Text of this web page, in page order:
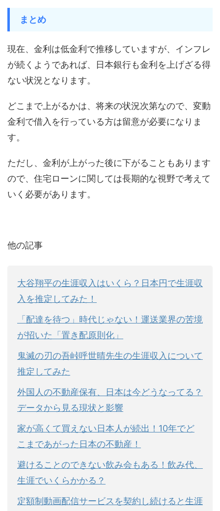
まとめ
現在、金利は低金利で推移していますが、インフレ
が続くようであれば、日本銀行も金利を上げざる得
ない状況となります。
どこまで上がるかは、将来の状況次第なので、変動
金利で借入を行っている方は留意が必要になりま
す。
ただし、金利が上がった後に下がることもあります
ので、住宅ローンに関しては長期的な視野で考えて
いく必要があります。
他の記事
大谷翔平の生涯収入はいくら？日本円で生涯収
入を推定してみた！
「配達を待つ」時代じゃない！運送業界の苦境
が招いた「置き配原則化」
鬼滅の刃の吾峠呼世晴先生の生涯収入について
推定してみた
外国人の不動産保有、日本は今どうなってる？
データから見る現状と影響
家が高くて買えない日本人が続出！10年でど
こまであがった日本の不動産！
避けることのできない飲み会もある！飲み代、
生涯でいくらかかる？
定額制動画配信サービスを契約し続けると生涯